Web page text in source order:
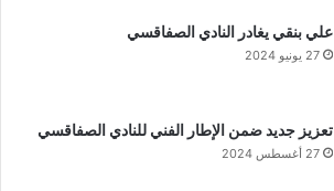
علي بنقي يغادر النادي الصفاقسي
27 يونيو 2024
تعزيز جديد ضمن الإطار الفني للنادي الصفاقسي
27 أغسطس 2024